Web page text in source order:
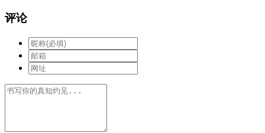
评论